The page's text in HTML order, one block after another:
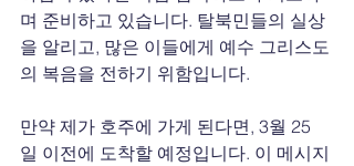
며 준비하고 있습니다. 탈북민들의 실상
을 알리고, 많은 이들에게 예수 그리스도
의 복음을 전하기 위함입니다.
만약 제가 호주에 가게 된다면, 3월 25
일 이전에 도착할 예정입니다. 이 메시지